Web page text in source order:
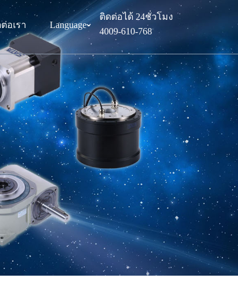
อเรา Languageˇ
ติดต่อได้ 24ชั่วโมง
4009-610-768